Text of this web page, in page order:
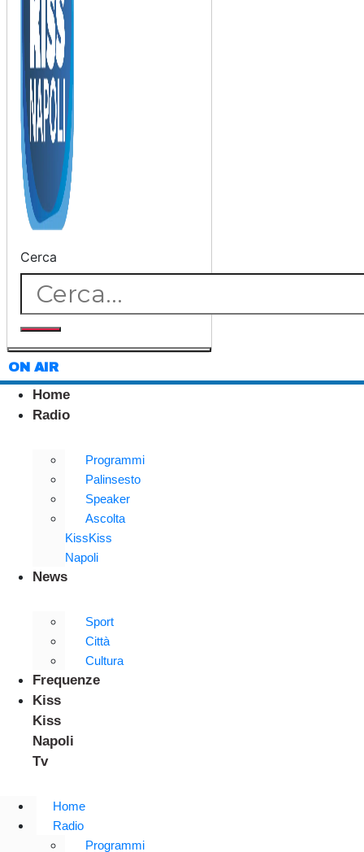
Cerca
ON AIR
Home
Radio
Programmi
Palinsesto
Speaker
Ascolta
KissKiss
Napoli
News
Sport
Città
Cultura
Frequenze
Kiss
Kiss
Napoli
Tv
Home
Radio
Programmi